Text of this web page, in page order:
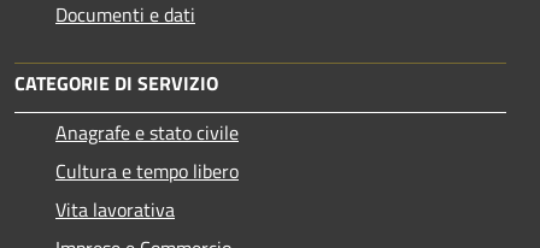
Documenti e dati
CATEGORIE DI SERVIZIO
Anagrafe e stato civile
Cultura e tempo libero
Vita lavorativa